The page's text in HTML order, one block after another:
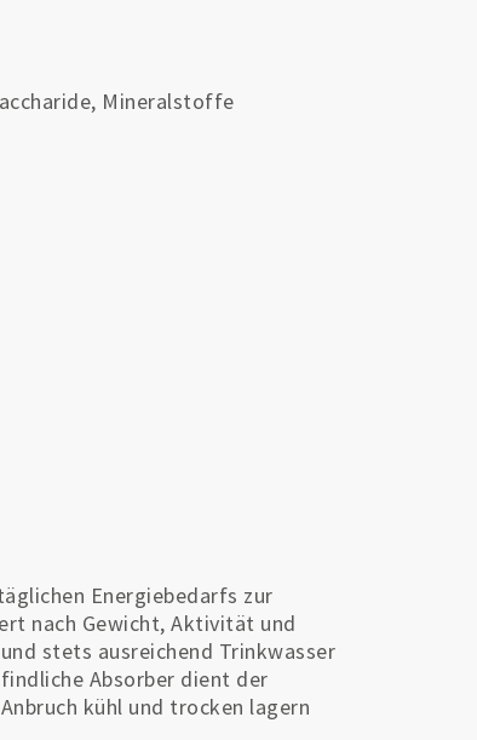
Mineralstoffe
Energiebedarfs zur
nach Gewicht, Aktivität und
stets ausreichend Trinkwasser
Absorber dient der
kühl und trocken lagern